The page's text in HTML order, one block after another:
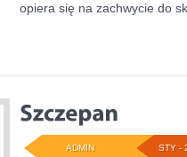
opiera się na zachwycie do
STY -
ADMIN